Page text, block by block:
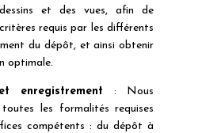
et des vues, afin de
requis par les différents
du dépôt, et ainsi obtenir
optimale.
enregistrement : Nous
les formalités requises
compétents : du dépôt à